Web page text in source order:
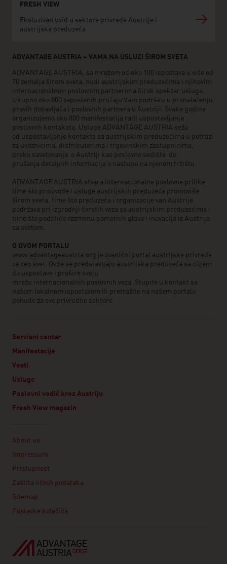
FRESH VIEW
Eksluzivan uvid u sektore privrede Austrije i
austrijska preduzeća
ADVANTAGE AUSTRIA – VAMA NA USLUZI ŠIROM SVETA
ADVANTAGE AUSTRIA, sa mrežom od oko 100 ispostava u više od
70 zemalja širom sveta, nudi austrijskim preduzećima i njihovim
internacionalnim poslovnim partnerima širok spektar usluga.
Ukupno oko 800 zaposlenih pružaju Vam podršku u pronalaženju
pravih dobavljača i poslovnih partnera u Austriji. Svake godine
organizujemo oko 800 manifestacija radi uspostavljanja
poslovnih kontakata. Usluge ADVANTAGE AUSTRIA sežu
od uspostavljanje kontakta sa austrijskim preduzećima u potrazi
za uvoznicima, distributerima i trgovinskim zastupnicima,
preko savetovanja o Austriji kao poslovno sedište do
pružanja detaljnih informacija o nastupu na njenom tržištu.
ADVANTAGE AUSTRIA stvara internacionalne poslovne prilike
time što proizvode i usluge austrijskih preduzeća promoviše
širom sveta, time što preduzeća i organizacije van Austrije
podržava pri izgradnji čvrstih veza sa austrijskim preduzećima i
time što podstiče razmenu pametnih glava i inovacija iz Austrije
sa svetom.
O OVOM PORTALU
www.advantageaustria.org je zvanični portal austrijske privrede
za ceo svet. Ovde se predstavljaju austrijska preduzeća sa ciljem
da uspostave i prošire svoju
mrežu internacionalnih poslovnih veza. Stupite u kontakt sa
našom lokalnom ispostavom ili pretražite na našem portalu
ponude za sve privredne sektore.
Servisni centar
Manifestacije
Vesti
Usluge
Poslovni vodič kroz Austriju
Fresh View magazin
About us
Impressum
Pristupnost
Zaštita ličnih podataka
Sitemap
Postavke kolačića